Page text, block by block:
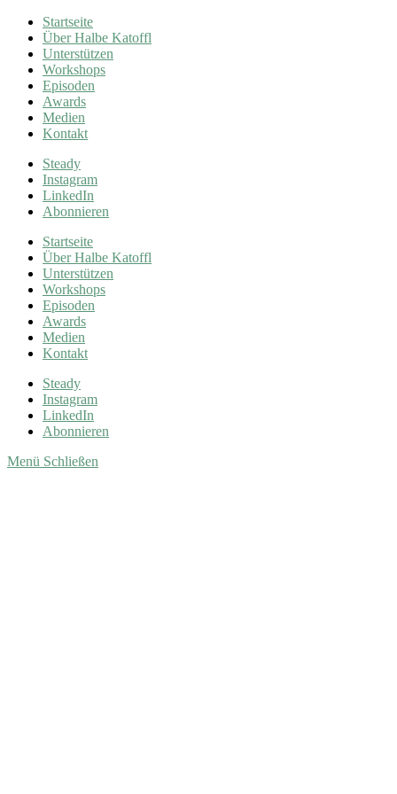
Startseite
Über Halbe Katoffl
Unterstützen
Workshops
Episoden
Awards
Medien
Kontakt
Steady
Instagram
LinkedIn
Abonnieren
Startseite
Über Halbe Katoffl
Unterstützen
Workshops
Episoden
Awards
Medien
Kontakt
Steady
Instagram
LinkedIn
Abonnieren
Menü Schließen